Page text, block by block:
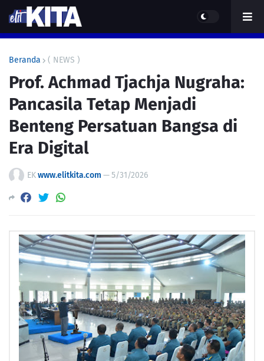
Beranda ( NEWS )
Prof. Achmad Tjachja Nugraha:
Pancasila Tetap Menjadi
Benteng Persatuan Bangsa di
Era Digital
EKwww.elitkita.com —5/31/2026